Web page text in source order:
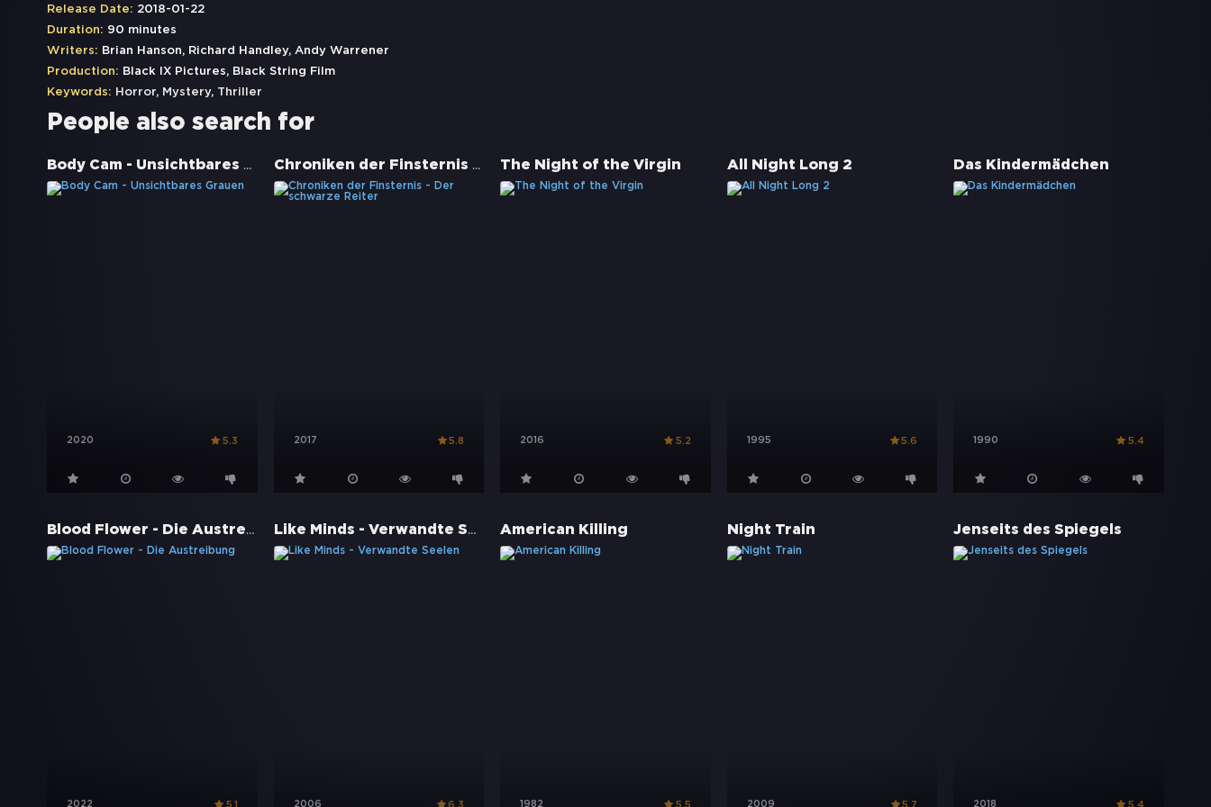
Release Date: 2018-01-22
Duration: 90 minutes
Writers: Brian Hanson, Richard Handley, Andy Warrener
Production: Black IX Pictures, Black String Film
Keywords: Horror, Mystery, Thriller
People also search for
Body Cam - Unsichtbares Grauen
2020 5.3
Chroniken der Finsternis - Der schwarze Reiter
2017 5.8
The Night of the Virgin
2016 5.2
All Night Long 2
1995 5.6
Das Kindermädchen
1990 5.4
Blood Flower - Die Austreibung
2022
Like Minds - Verwandte Seelen
2006
American Killing
1982
Night Train
2009
Jenseits des Spiegels
2018